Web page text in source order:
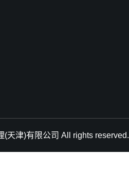
天津)有限公司 All rights reserved.